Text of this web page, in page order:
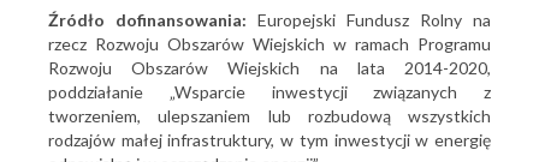
Źródło dofinansowania: Europejski Fundusz Rolny na
rzecz Rozwoju Obszarów Wiejskich w ramach Programu
Rozwoju Obszarów Wiejskich na lata 2014-2020,
poddziałanie „Wsparcie inwestycji związanych z
tworzeniem, ulepszaniem lub rozbudową wszystkich
rodzajów małej infrastruktury, w tym inwestycji w energię